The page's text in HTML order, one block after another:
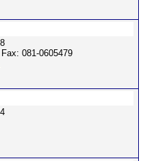
081-0605479